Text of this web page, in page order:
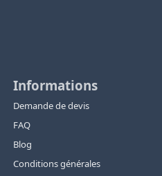
Informations
Demande de devis
FAQ
Blog
Conditions générales